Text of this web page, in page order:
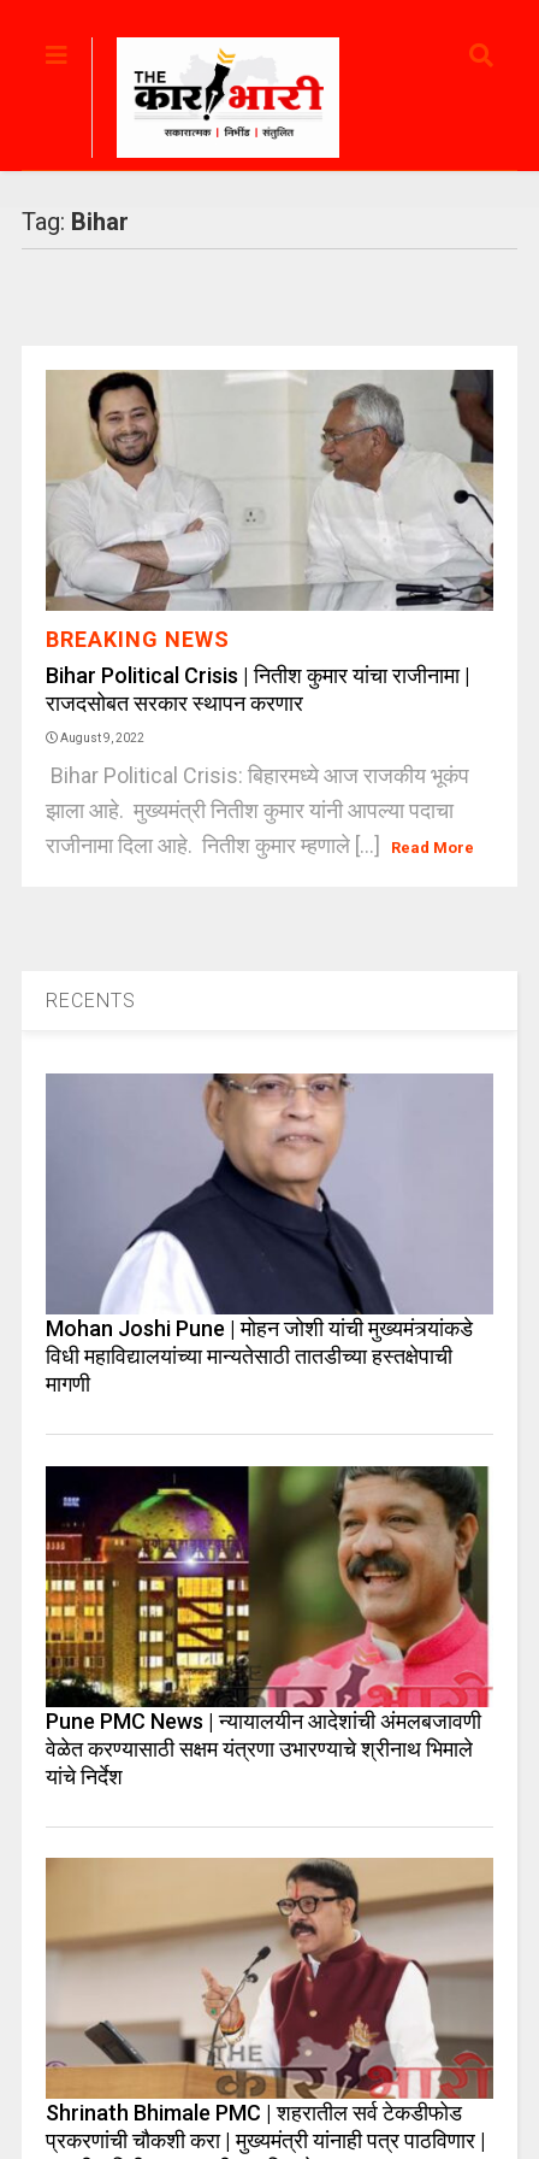
Tag: Bihar
BREAKING NEWS
Bihar Political Crisis | नितीश कुमार यांचा राजीनामा |
राजदसोबत सरकार स्थापन करणार
August 9, 2022
Bihar Political Crisis: बिहारमध्ये आज राजकीय भूकंप
झाला आहे. मुख्यमंत्री नितीश कुमार यांनी आपल्या पदाचा
राजीनामा दिला आहे. नितीश कुमार म्हणाले [...]
Read More
RECENTS
Mohan Joshi Pune | मोहन जोशी यांची मुख्यमंत्र्यांकडे
विधी महाविद्यालयांच्या मान्यतेसाठी तातडीच्या हस्तक्षेपाची
मागणी
Pune PMC News | न्यायालयीन आदेशांची अंमलबजावणी
वेळेत करण्यासाठी सक्षम यंत्रणा उभारण्याचे श्रीनाथ भिमाले
यांचे निर्देश
Shrinath Bhimale PMC | शहरातील सर्व टेकडीफोड
प्रकरणांची चौकशी करा | मुख्यमंत्री यांनाही पत्र पाठविणार |